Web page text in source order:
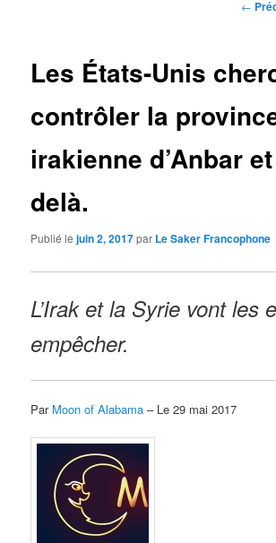
←
Les États-Unis
contrôler la
irakienne d’Anbar
delà.
Publié lejuin 2, 2017par Le Saker Francophone
L’Irak et la Syrie vont les
empêcher.
Par Moon of Alabama – Le 29 mai 2017